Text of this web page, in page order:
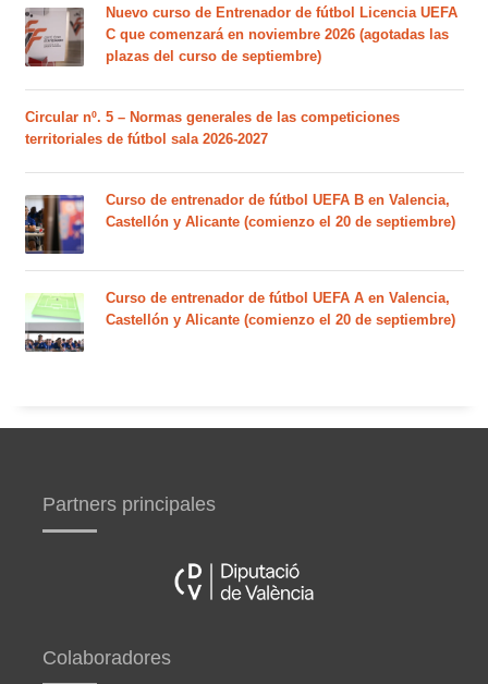
Nuevo curso de Entrenador de fútbol Licencia UEFA
C que comenzará en noviembre 2026 (agotadas las
plazas del curso de septiembre)
Circular nº. 5 – Normas generales de las competiciones
territoriales de fútbol sala 2026-2027
Curso de entrenador de fútbol UEFA B en Valencia,
Castellón y Alicante (comienzo el 20 de septiembre)
Curso de entrenador de fútbol UEFA A en Valencia,
Castellón y Alicante (comienzo el 20 de septiembre)
Partners principales
Colaboradores